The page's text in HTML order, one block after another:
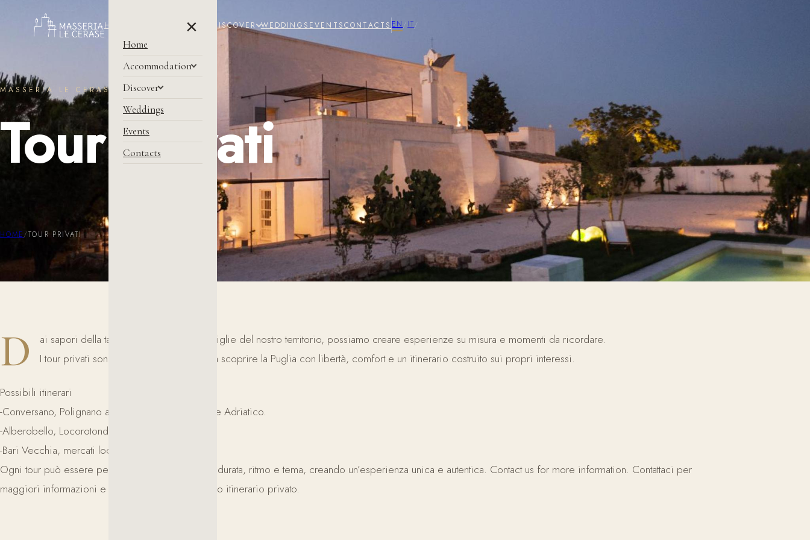
HOME ACCOMMODATION DISCOVER WEDDINGS EVENTSCONTACTS EN/IT/
×
Home
Accommodation
Discover
Weddings
Events
Contacts
MASSERIA LE CERASE
Tour privati
HOME/TOUR PRIVATI
D
ai sapori della tavola pugliese alle meraviglie del nostro territorio, possiamo creare esperienze su misura e momenti da ricordare.
I tour privati sono ideali per chi desidera scoprire la Puglia con libertà, comfort e un itinerario costruito sui propri interessi.
Possibili itinerari
-Conversano, Polignano a Mare e la costa del Mare Adriatico.
-Alberobello, Locorotondo e la Valle d’Itria.
-Bari Vecchia, mercati locali e tappe culturali..
Ogni tour può essere personalizzato in termini di durata, ritmo e tema, creando un’esperienza unica e autentica. Contact us for more information. Contattaci per
maggiori informazioni e ti aiuteremo a creare il tuo itinerario privato.